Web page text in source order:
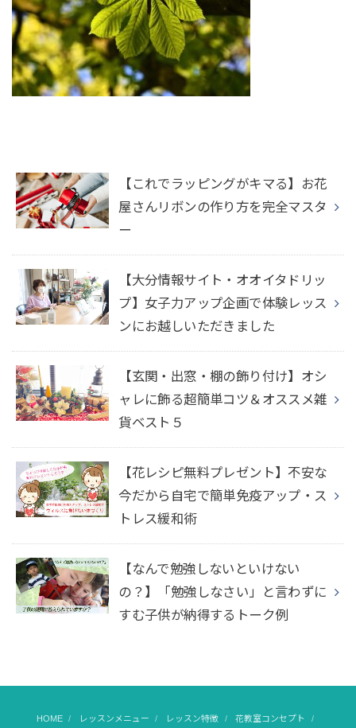
【これでラッピングがキマる】お花
屋さんリボンの作り方を完全マスタ
ー
【大分情報サイト・オオイタドリッ
プ】女子力アップ企画で体験レッス
ンにお越しいただきました
【玄関・出窓・棚の飾り付け】オシ
ャレに飾る超簡単コツ＆オススメ雑
貨ベスト５
【花レシピ無料プレゼント】不安な
今だから自宅で簡単免疫アップ・ス
トレス緩和術
【なんで勉強しないといけない
の？】「勉強しなさい」と言わずに
すむ子供が納得するトーク例
HOME レッスンメニュー レッスン特徴 花教室コンセプト